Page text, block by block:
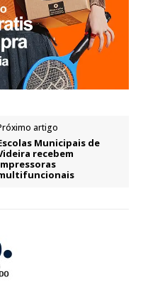
artigo
Municipais de
recebem